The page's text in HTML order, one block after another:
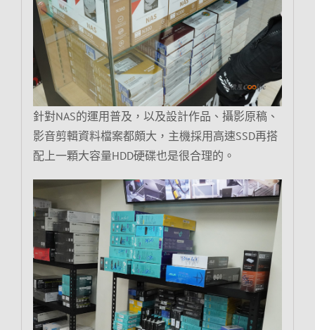
針對NAS的運用普及，以及設計作品、攝影原稿、
影音剪輯資料檔案都頗大，主機採用高速SSD再搭
配上一顆大容量HDD硬碟也是很合理的。